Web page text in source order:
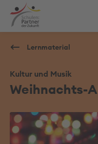
Lernmaterial
Kultur und Musik
Weihnachts-